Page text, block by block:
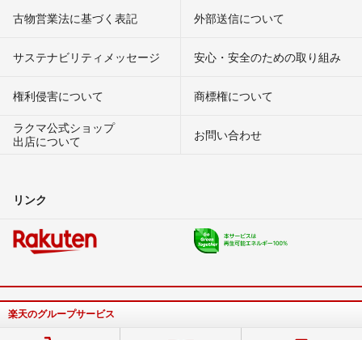
古物営業法に基づく表記 外部送信について
サステナビリティメッセージ 安心・安全のための取り組み
権利侵害について
商標権について
ラクマ公式ショップ
出店について
お問い合わせ
リンク
楽天のグループサービス